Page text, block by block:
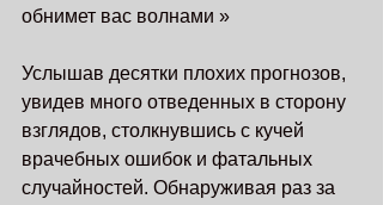
обнимет вас волнами »
Услышав десятки плохих прогнозов,
увидев много отведенных в сторону
взглядов, столкнувшись с кучей
врачебных ошибок и фатальных
случайностей. Обнаруживая раз за